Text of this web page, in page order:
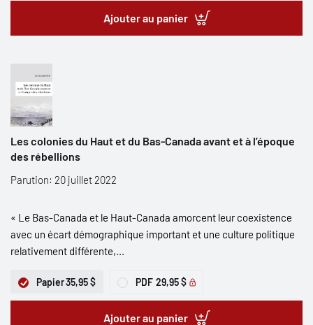
Ajouter au panier
Les colonies du Haut et du Bas-Canada avant et à l’époque
des rébellions
Parution: 20 juillet 2022
« Le Bas-Canada et le Haut-Canada amorcent leur coexistence
avec un écart démographique important et une culture politique
relativement différente,...
Papier35,95 $ PDF 29,95 $
Ajouter au panier